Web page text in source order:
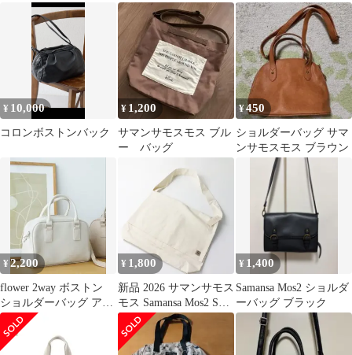
ショルダーバッグ
ッグ サマンサモスモ
ショルダーバッグ 3ポ
ケット
¥ 10,000
コロンボストンバック
¥ 1,200
サマンサモスモス ブル
ー バッグ
¥450
ショルダーバッグ サマ
ンサモスモス ブラウン
¥2,200
flower 2way ボストン
ショルダーバッグ アイ
ボリー
¥ 1,800
新品 2026 サマンサモス
モス Samansa Mos2 SM2
福袋 大容量 ショルダー
バッグ キナリ┃クロス
ボディ
¥ 1,400
Samansa Mos2 ショルダ
ーバッグ ブラック